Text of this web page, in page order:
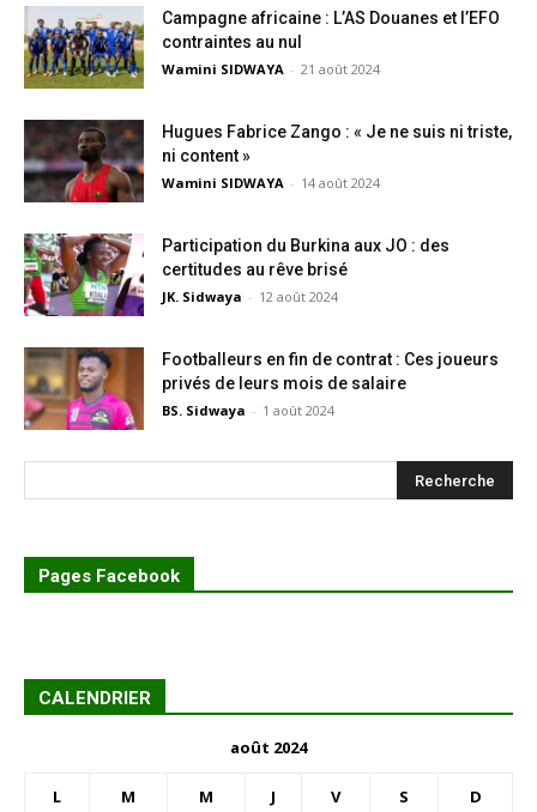
Campagne africaine : L’AS Douanes et l’EFO
contraintes au nul
Wamini SIDWAYA - 21 août 2024
Hugues Fabrice Zango : « Je ne suis ni triste,
ni content »
Wamini SIDWAYA - 14 août 2024
Participation du Burkina aux JO : des
certitudes au rêve brisé
JK. Sidwaya - 12 août 2024
Footballeurs en fin de contrat : Ces joueurs
privés de leurs mois de salaire
BS. Sidwaya - 1 août 2024
Pages Facebook
CALENDRIER
août 2024
L M M J V S D